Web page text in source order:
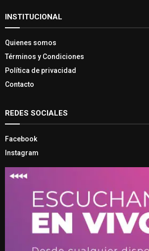
INSTITUCIONAL
Quienes somos
Términos y Condiciones
Política de privacidad
Contacto
REDES SOCIALES
Facebook
Instagram